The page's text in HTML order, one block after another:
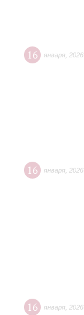
16 января 2026
16 января 2026
16 января 2026